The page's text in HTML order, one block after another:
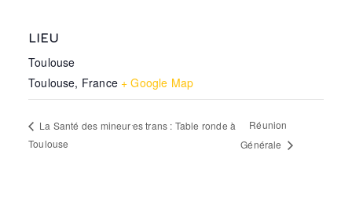
LIEU
Toulouse
Toulouse, France + Google Map
La Santé des mineur⸱es trans : Table ronde à
Toulouse
Réunion
Générale